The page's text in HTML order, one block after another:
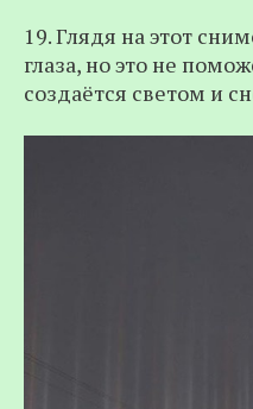
19. Глядя на этот
глаза, но это не
создаётся светом и